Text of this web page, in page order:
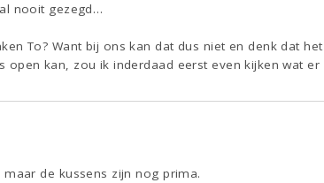
nooit gezegd…
To? Want bij ons kan dat dus niet en denk dat
open kan, zou ik inderdaad eerst even kijken wat
de kussens zijn nog prima.